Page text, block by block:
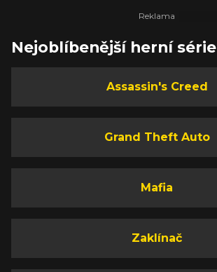
Nejoblíbenější herní série
Assassin's Creed
Grand Theft Auto
Mafia
Zaklínač